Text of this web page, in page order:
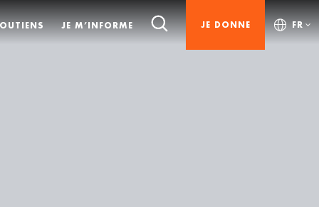
JE M’INFORME JE DONNE FR